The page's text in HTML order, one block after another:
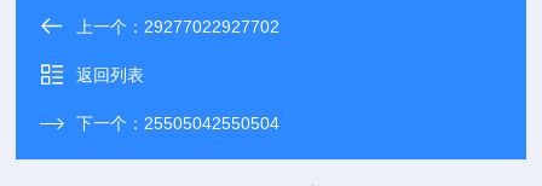
上一个： 29277022927702
返回列表
下一个： 25505042550504